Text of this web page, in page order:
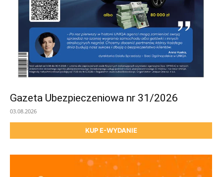
Gazeta Ubezpieczeniowa nr 31/2026
03.08.2026
KUP E-WYDANIE